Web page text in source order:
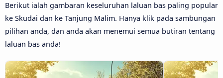
Berikut ialah gambaran keseluruhan laluan bas paling popular
ke Skudai dan ke Tanjung Malim. Hanya klik pada sambungan
pilihan anda, dan anda akan menemui semua butiran tentang
laluan bas anda!